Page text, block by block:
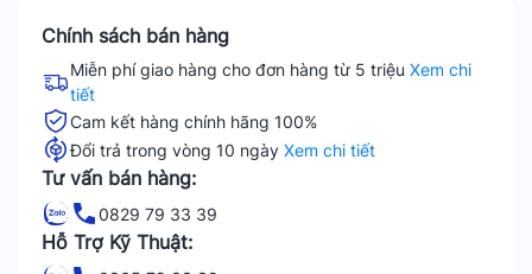
Chính sách bán hàng
Miễn phí giao hàng cho đơn hàng từ 5 triệu Xem chi
tiết
Cam kết hàng chính hãng 100%
Đổi trả trong vòng 10 ngày Xem chi tiết
Tư vấn bán hàng:
0829 79 33 39
Hỗ Trợ Kỹ Thuật: